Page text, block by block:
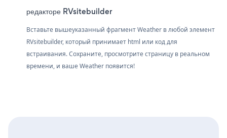
редакторе RVsitebuilder
Вставьте вышеуказанный фрагмент Weather в любой элемент
RVsitebuilder, который принимает html или код для
встраивания. Сохраните, просмотрите страницу в реальном
времени, и ваше Weather появится!